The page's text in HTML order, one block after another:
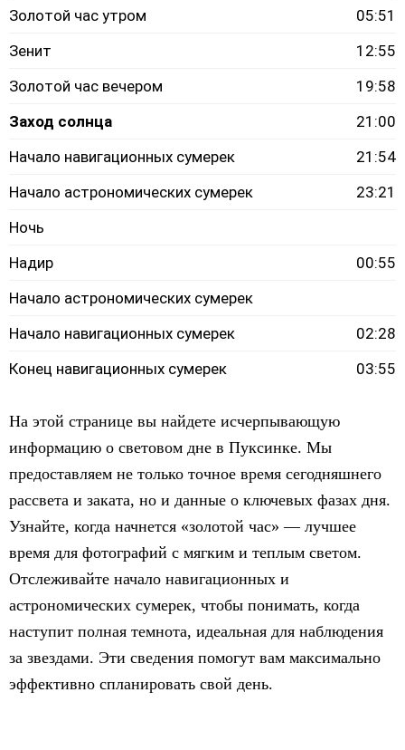
Золотой час утром
05:51
Зенит
12:55
Золотой час вечером
19:58
Заход солнца
21:00
Начало навигационных сумерек
21:54
Начало астрономических сумерек
23:21
Ночь
Надир
00:55
Начало астрономических сумерек
Начало навигационных сумерек
02:28
Конец навигационных сумерек
03:55
На этой странице вы найдете исчерпывающую
информацию о световом дне в Пуксинке. Мы
предоставляем не только точное время сегодняшнего
рассвета и заката, но и данные о ключевых фазах дня.
Узнайте, когда начнется «золотой час» — лучшее
время для фотографий с мягким и теплым светом.
Отслеживайте начало навигационных и
астрономических сумерек, чтобы понимать, когда
наступит полная темнота, идеальная для наблюдения
за звездами. Эти сведения помогут вам максимально
эффективно спланировать свой день.